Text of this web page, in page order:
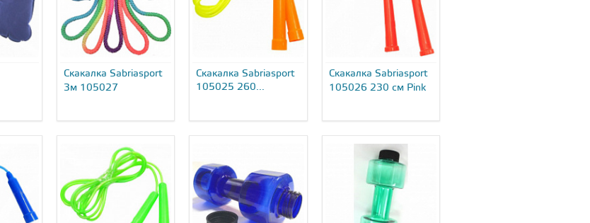
Скакалка Sabriasport
3м 105027
Скакалка Sabriasport
105025 260...
Скакалка Sabriasport
105026 230 см Pink